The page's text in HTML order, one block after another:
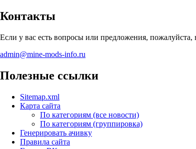
Контакты
Если у вас есть вопросы или предложения, пожалуйста,
admin@mine-mods-info.ru
Полезные ссылки
Sitemap.xml
Карта сайта
По категориям (все новости)
По категориям (группировка)
Генерировать ачивку
Правила сайта